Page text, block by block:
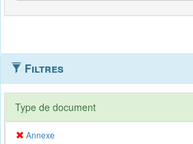
Filtres
Type de document
Annexe